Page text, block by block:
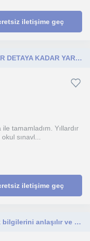
iletişime geç
KAMU VE OKUL SINAVLARINDAN HER DETAYA KADAR YARDIM
tamamladım. Yıllardır
sınavl...
iletişime geç
Adalet bölümü mezunu, temel hukuk bilgilerini anlaşılır ve sade bir dille aktaran, sabırlı ve disiplinli bir eğitmenim.